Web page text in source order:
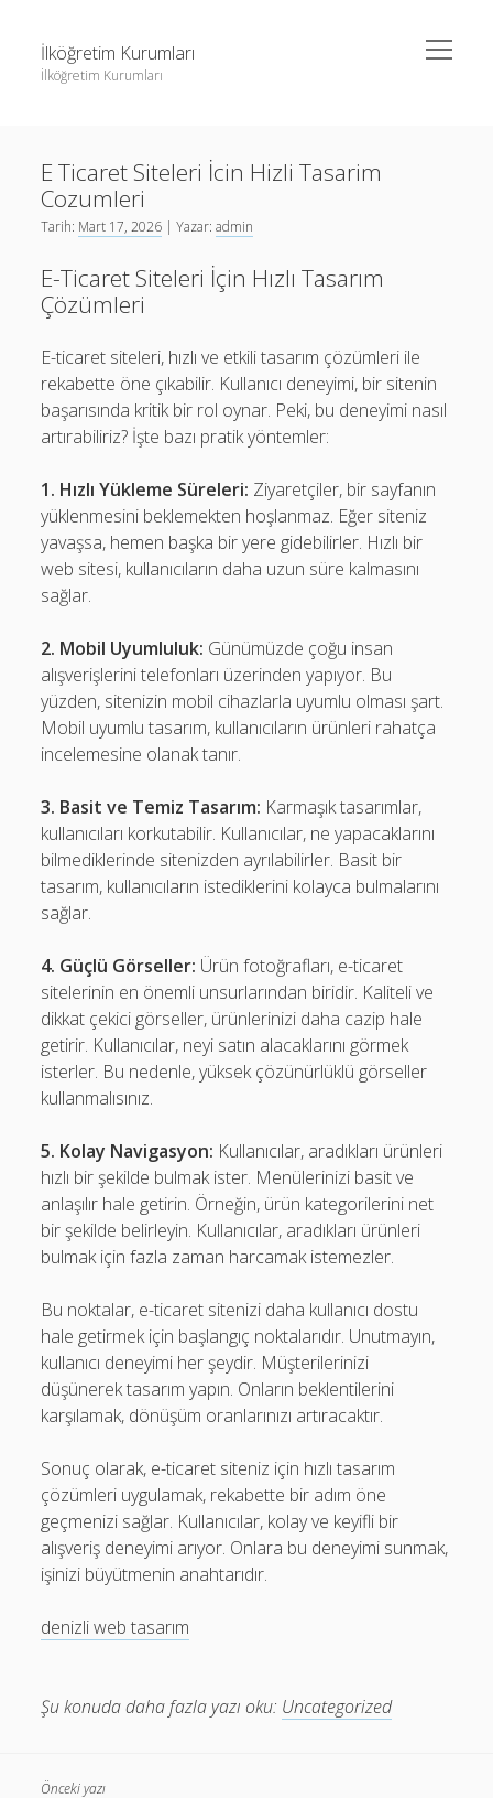
İlköğretim Kurumları
İlköğretim Kurumları
menüyü
aç
Sayfa Listesi
Spotify Dinlenme Gönderme Hilesi Parasız
Twitter Profil Resmi Kalite Sorunu
Liste
Spotify Dinlenme Gönderme Hilesi Parasız
Twitter Profil Resmi Kalite Sorunu
E Ticaret Siteleri İcin Hizli Tasarim
Cozumleri
Tarih: Mart 17, 2026 | Yazar:admin
E-Ticaret Siteleri İçin Hızlı Tasarım
Çözümleri
E-ticaret siteleri, hızlı ve etkili tasarım çözümleri ile
rekabette öne çıkabilir. Kullanıcı deneyimi, bir sitenin
başarısında kritik bir rol oynar. Peki, bu deneyimi nasıl
artırabiliriz? İşte bazı pratik yöntemler:
1. Hızlı Yükleme Süreleri: Ziyaretçiler, bir sayfanın
yüklenmesini beklemekten hoşlanmaz. Eğer siteniz
yavaşsa, hemen başka bir yere gidebilirler. Hızlı bir
web sitesi, kullanıcıların daha uzun süre kalmasını
sağlar.
2. Mobil Uyumluluk: Günümüzde çoğu insan
alışverişlerini telefonları üzerinden yapıyor. Bu
yüzden, sitenizin mobil cihazlarla uyumlu olması şart.
Mobil uyumlu tasarım, kullanıcıların ürünleri rahatça
incelemesine olanak tanır.
3. Basit ve Temiz Tasarım: Karmaşık tasarımlar,
kullanıcıları korkutabilir. Kullanıcılar, ne yapacaklarını
bilmediklerinde sitenizden ayrılabilirler. Basit bir
tasarım, kullanıcıların istediklerini kolayca bulmalarını
sağlar.
4. Güçlü Görseller: Ürün fotoğrafları, e-ticaret
sitelerinin en önemli unsurlarından biridir. Kaliteli ve
dikkat çekici görseller, ürünlerinizi daha cazip hale
getirir. Kullanıcılar, neyi satın alacaklarını görmek
isterler. Bu nedenle, yüksek çözünürlüklü görseller
kullanmalısınız.
5. Kolay Navigasyon: Kullanıcılar, aradıkları ürünleri
hızlı bir şekilde bulmak ister. Menülerinizi basit ve
anlaşılır hale getirin. Örneğin, ürün kategorilerini net
bir şekilde belirleyin. Kullanıcılar, aradıkları ürünleri
bulmak için fazla zaman harcamak istemezler.
Bu noktalar, e-ticaret sitenizi daha kullanıcı dostu
hale getirmek için başlangıç noktalarıdır. Unutmayın,
kullanıcı deneyimi her şeydir. Müşterilerinizi
düşünerek tasarım yapın. Onların beklentilerini
karşılamak, dönüşüm oranlarınızı artıracaktır.
Sonuç olarak, e-ticaret siteniz için hızlı tasarım
çözümleri uygulamak, rekabette bir adım öne
geçmenizi sağlar. Kullanıcılar, kolay ve keyifli bir
alışveriş deneyimi arıyor. Onlara bu deneyimi sunmak,
işinizi büyütmenin anahtarıdır.
denizli web tasarım
Şu konuda daha fazla yazı oku: Uncategorized
Önceki yazı